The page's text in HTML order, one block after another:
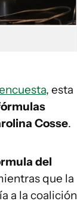
, esta
Cosse.
del
que la
a la coalición